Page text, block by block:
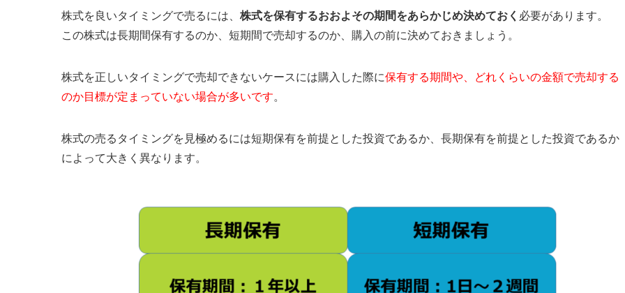
株式を良いタイミングで売るには、 株式を保有するおおよその期間をあらかじめ決めておく 必要があります。
この株式は長期間保有するのか、短期間で売却するのか、購入の前に決めておきましょう。
株式を正しいタイミングで売却できないケースには購入した際に保有する期間や、どれくらいの金額で売却する
のか目標が定まっていない場合が多いです。
株式の売るタイミングを見極めるには短期保有を前提とした投資であるか、長期保有を前提とした投資であるか
によって大きく異なります。